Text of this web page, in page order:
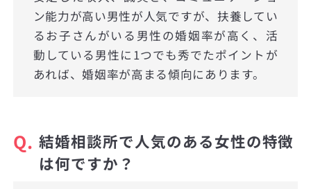
ン能力が高い男性が人気ですが、扶養してい
るお子さんがいる男性の婚姻率が高く、活
動している男性に1つでも秀でたポイントが
あれば、婚姻率が高まる傾向にあります。
Q. 結婚相談所で人気のある女性の特徴
は何ですか？